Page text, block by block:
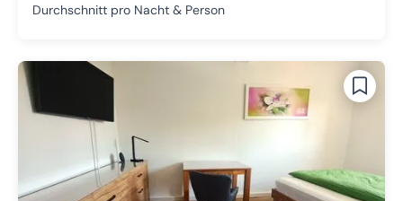
Durchschnitt pro Nacht & Person